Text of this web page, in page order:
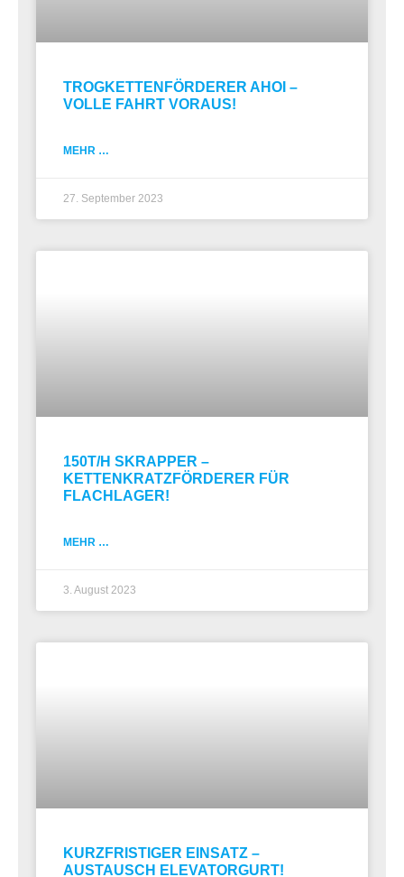
TROGKETTENFÖRDERER AHOI –
VOLLE FAHRT VORAUS!
MEHR …
27. September 2023
150T/H SKRAPPER –
KETTENKRATZFÖRDERER FÜR
FLACHLAGER!
MEHR …
3. August 2023
KURZFRISTIGER EINSATZ –
AUSTAUSCH ELEVATORGURT!